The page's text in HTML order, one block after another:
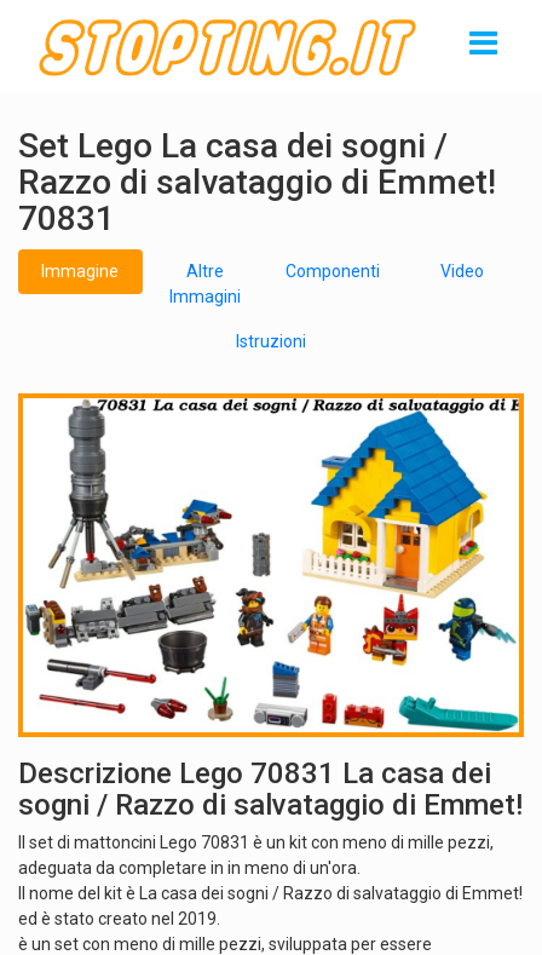
Set Lego La casa dei sogni /
Razzo di salvataggio di Emmet!
70831
Immagine
Altre
Immagini
Componenti Video
Istruzioni
Descrizione Lego 70831 La casa dei
sogni / Razzo di salvataggio di Emmet!
Il set di mattoncini Lego 70831 è un kit con meno di mille pezzi,
adeguata da completare in in meno di un'ora.
Il nome del kit è La casa dei sogni / Razzo di salvataggio di Emmet!
ed è stato creato nel 2019.
è un set con meno di mille pezzi, sviluppata per essere